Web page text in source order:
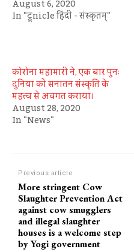
August 6, 2020
In "ट्रूnicle हिंदी - संस्कृतम्"
कोरोना महामारी ने, एक बार पुनः
दुनिया को सनातन संस्कृति के
महत्त्व से अवगत कराया।
August 28, 2020
In "News"
Previous article
More stringent Cow
Slaughter Prevention Act
against cow smugglers
and illegal slaughter
houses is a welcome step
by Yogi government